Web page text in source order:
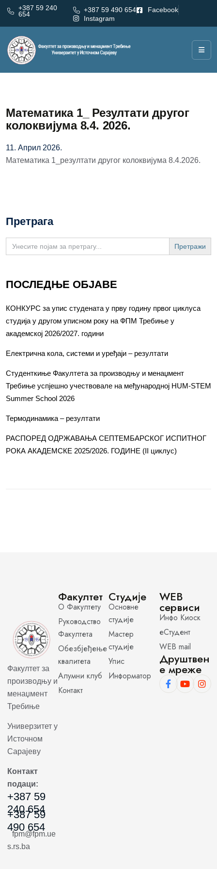
+387 59 240
654
+387 59 490 654
Facebook
Instagram
Математика 1_ Резултати другог
колоквијума 8.4. 2026.
11. Април 2026.
Математика 1_резултати другог колоквијума 8.4.2026.
Претрага
Search
for:
ПОСЛЕДЊЕ ОБЈАВЕ
КОНКУРС за упис студената у прву годину првог циклуса
студија у другом уписном року на ФПМ Требиње у
академској 2026/2027. години
Електрична кола, системи и уређаји – резултати
Студенткиње Факултета за производњу и менаџмент
Требиње успјешно учествовале на међународној HUM-STEM
Summer School 2026
Термодинамика – резултати
РАСПОРЕД ОДРЖАВАЊА СЕПТЕМБАРСКОГ ИСПИТНОГ
РОКА АКАДЕМСКЕ 2025/2026. ГОДИНЕ (II циклус)
Факултет за
производњу и
менаџмент
Требиње
Универзитет у
Источном
Сарајеву
Контакт
подаци:
+387 59
240 654
+387 59
490 654
fpm@fpm.ue
s.rs.ba
Факултет
О Факултету
Руководство
Факултета
Обезбјеђење
квалитета
Алумни клуб
Контакт
Студије
Основне
студије
Мастер
студије
Упис
Информатор
WEB
сервиси
Инфо Киоск
еСтудент
WEB mail
Друштвен
е мреже